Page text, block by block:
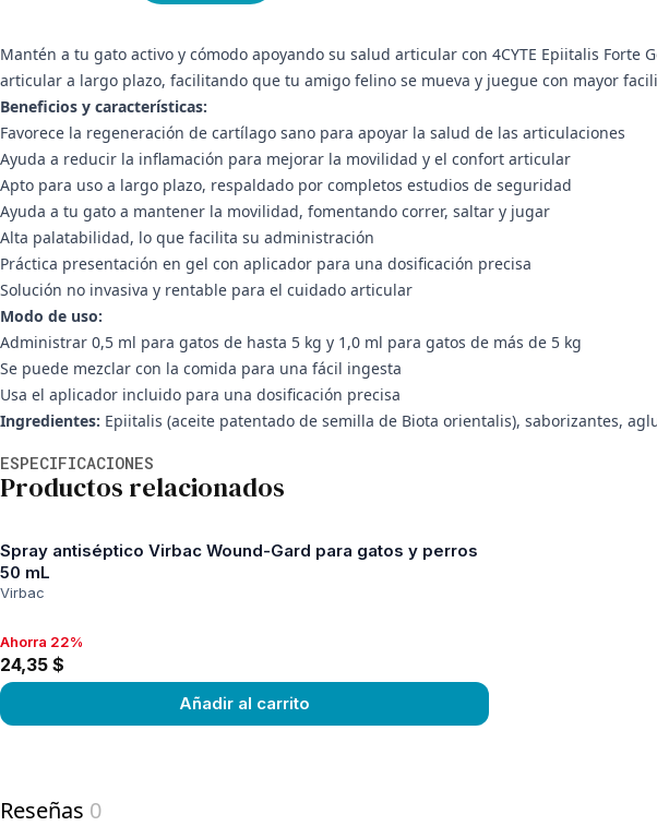
Mantén a tu gato activo y cómodo apoyando su salud articular con 4CYTE Epiitalis
articular a largo plazo, facilitando que tu amigo felino se mueva y juegue con mayor
Beneficios y características:
Favorece la regeneración de cartílago sano para apoyar la salud de las articulaciones
Ayuda a reducir la inflamación para mejorar la movilidad y el confort articular
Apto para uso a largo plazo, respaldado por completos estudios de seguridad
Ayuda a tu gato a mantener la movilidad, fomentando correr, saltar y jugar
Alta palatabilidad, lo que facilita su administración
Práctica presentación en gel con aplicador para una dosificación precisa
Solución no invasiva y rentable para el cuidado articular
Modo de uso:
Administrar 0,5 ml para gatos de hasta 5 kg y 1,0 ml para gatos de más de 5 kg
Se puede mezclar con la comida para una fácil ingesta
Usa el aplicador incluido para una dosificación precisa
Ingredientes: Epiitalis (aceite patentado de semilla de Biota orientalis), saborizantes,
ESPECIFICACIONES
Productos relacionados
Spray antiséptico Virbac Wound-Gard para gatos y perros
50 mL
Virbac
Ahorra 22%, 24,35 $
Ahorra 22%
24,35 $
Añadir al carrito
Reseñas 0